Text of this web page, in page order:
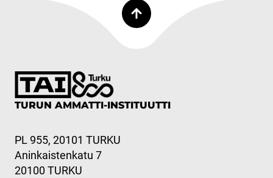
TURUN AMMATTI-INSTITUUTTI
PL 955, 20101 TURKU
Aninkaistenkatu 7
20100 TURKU